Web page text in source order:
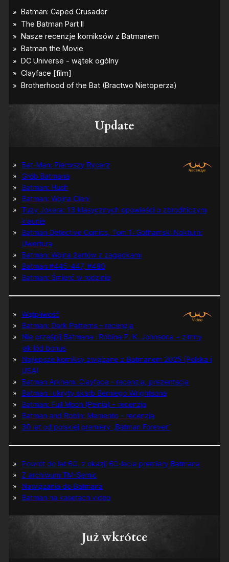
Update
Bat-Man: Pierwszy Rycerz
Grób Batmana
Batman: Hush
Batman: Wojna Cieni
Tuzy Jokera: 13 klasycznych opowieści o zbrodniczym
klaunie
Batman Detective Comics, Tom 1: Gothamski Nokturn:
Uwertura
Batman: Wojna żartów z zagadkami
Batman #445-447, #480
Batman: Śmierć w rodzinie
Wątpliwość
Batman: Dark Patterns – recenzja
Nie prześpij Batmana i Robina P. K. Johnsona + zimny
jak lód bonus
Najlepsze komiksy związane z Batmanem 2025 (Polska i
USA)
Batman Arkham: Clayface – recenzja, prezentacja
Batman i ukryty skarb Berniego Wrightsona
Batman: Full Moon (Pełnia) – recenzja
Batman and Robin: Memento – recenzja
30 lat od polskiej premiery „Batman Forever”
Powrót do lat 60. z okazji 60-lecia premiery Batmana
Z archiwum TM-Semic
Nawiązania do Batmana
Batman na kasetach video
Już wkrótce